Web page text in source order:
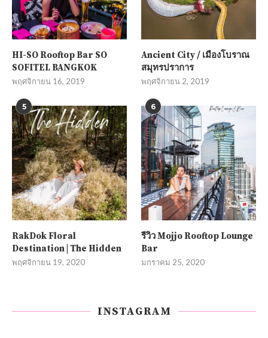
HI-SO Rooftop Bar SO
SOFITEL BANGKOK
พฤศจิกายน 16, 2019
Ancient City / เมืองโบราณ
สมุทรปราการ
พฤศจิกายน 2, 2019
5
RakDok Floral
Destination | The Hidden
พฤศจิกายน 19, 2020
6
รีวิว Mojjo Rooftop Lounge
Bar
มกราคม 25, 2020
INSTAGRAM